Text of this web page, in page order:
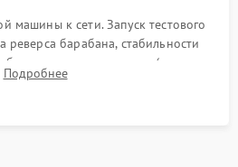
машины к сети. Запуск тестового
реверса барабана, стабильности
дренажного насоса (откачка
посторонних скрипов, стуков или
Подробнее